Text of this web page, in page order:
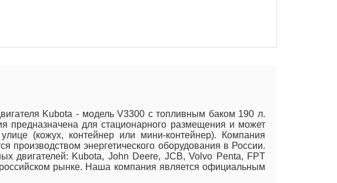
Kubota - модель V3300 с топливным баком 190 л.
предназначена для стационарного размещения и может
(кожух, контейнер или мини-контейнер). Компания
производством энергетического оборудования в России.
двигателей: Kubota, John Deere, JCB, Volvo Penta, FPT
рынке. Наша компания является официальным